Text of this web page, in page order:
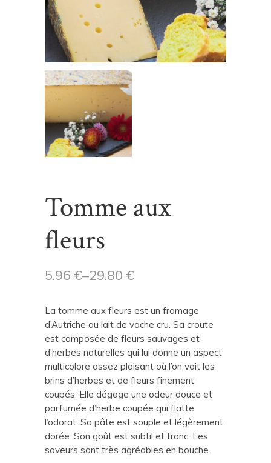
Tomme aux
fleurs
5.96 €–29.80 €
La tomme aux fleurs est un fromage
d’Autriche au lait de vache cru. Sa croute
est composée de fleurs sauvages et
d’herbes naturelles qui lui donne un aspect
multicolore assez plaisant où l’on voit les
brins d’herbes et de fleurs finement
coupés. Elle dégage une odeur douce et
parfumée d’herbe coupée qui flatte
l’odorat. Sa pâte est souple et légèrement
dorée. Son goût est subtil et franc. Les
saveurs sont très agréables en bouche.